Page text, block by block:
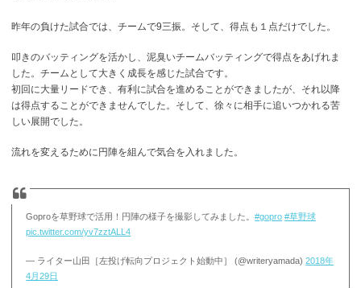
昨年の負けた試合では、チームで9三振。そして、得点も１点だけでした。
叩きのバッティングを活かし、泥臭いチームバッティングで得点をあげれま
した。チームとして大きく成長を感じた試合です。
初回に大量リードでき、有利に試合を進めることができましたが、それ以降
は得点することができませんでした。そして、徐々に相手に追いつかれる苦
しい展開でした。
流れを変えるために円陣を組んで気合を入れました。
Goproを草野球で活用！円陣の様子を撮影してみました。#gopro #草野球
pic.twitter.com/yv7zztALL4
— ライター山田［左投げ転向プロジェクト始動中］ (@writeryamada)2018年
4月29日